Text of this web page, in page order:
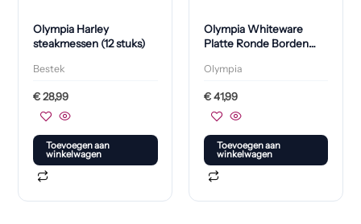
Olympia Harley
steakmessen (12 stuks)
Bestek
€28,99
Toevoegen aan
winkelwagen
Olympia Whiteware
Platte Ronde Borden
Olympia
€41,99
Toevoegen aan
winkelwagen